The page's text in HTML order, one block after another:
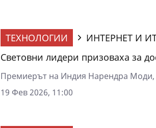
ТЕХНОЛОГИИ
ИНТЕРНЕТ И
Световни лидери призоваха за
Премиерът на Индия Нарендра Моди,
19 Фев 2026, 11:00